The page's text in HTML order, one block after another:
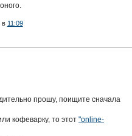
в 11:09
прошу, поищите сначала
кофеварку, то этот "online-